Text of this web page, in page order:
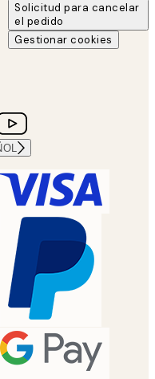
Solicitud para cancelar
el pedido
Gestionar cookies